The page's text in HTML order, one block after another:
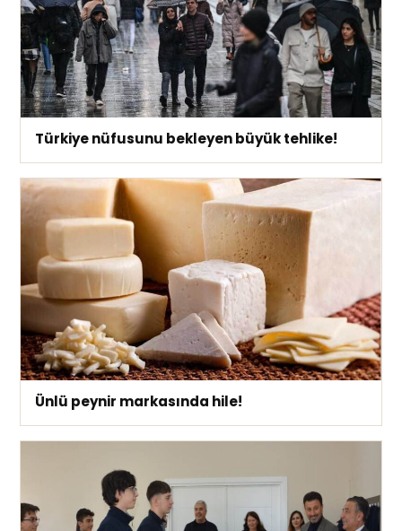
Türkiye nüfusunu bekleyen büyük tehlike!
Ünlü peynir markasında hile!